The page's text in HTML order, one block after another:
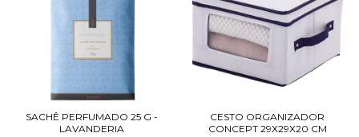
SACHÊ PERFUMADO 25 G -
LAVANDERIA
CESTO ORGANIZADOR
CONCEPT 29X29X20 CM